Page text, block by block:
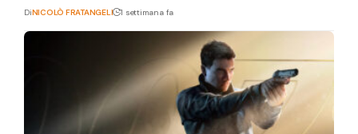
DiNICOLÒ FRATANGELI 1 settimana fa